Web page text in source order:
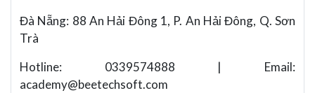
Đà Nẵng: 88 An Hải Đông 1, P. An Hải Đông, Q. Sơn
Trà
Hotline: 0339574888 | Email:
academy@beetechsoft.com